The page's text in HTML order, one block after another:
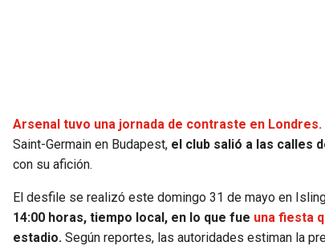
Arsenal tuvo una jornada de contraste en Londres.
Saint-Germain en Budapest, el club salió a las calles
con su afición.
El desfile se realizó este domingo 31 de mayo en
14:00 horas, tiempo local, en lo que fue una fiesta
estadio. Según reportes, las autoridades estiman la